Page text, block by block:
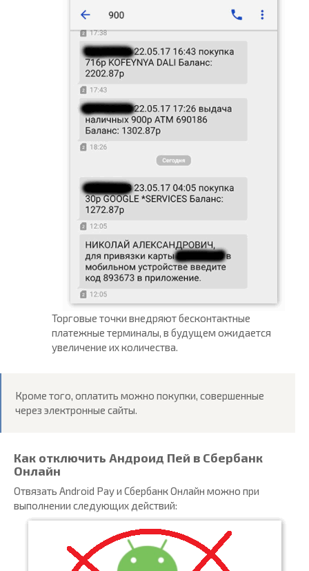
Торговые точки внедряют бесконтактные
платежные терминалы, в будущем ожидается
увеличение их количества.
Кроме того, оплатить можно покупки, совершенные
через электронные сайты.
Как отключить Андроид Пей в Сбербанк
Онлайн
Отвязать Android Pay и Сбербанк Онлайн можно при
выполнении следующих действий: